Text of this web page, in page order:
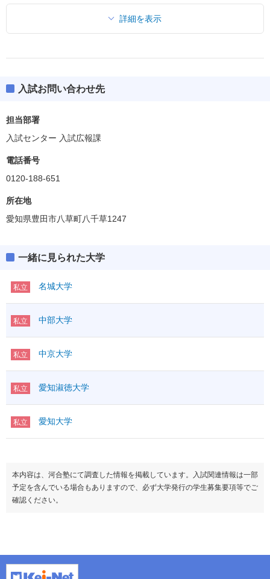
詳細を表示
入試お問い合わせ先
担当部署
入試センター 入試広報課
電話番号
0120-188-651
所在地
愛知県豊田市八草町八千草1247
一緒に見られた大学
私立 名城大学
私立 中部大学
私立 中京大学
私立 愛知淑徳大学
私立 愛知大学
本内容は、河合塾にて調査した情報を掲載しています。入試関連情報は一部
予定を含んでいる場合もありますので、必ず大学発行の学生募集要項等でご
確認ください。